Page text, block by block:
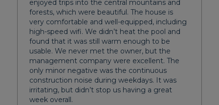
enjoyed trips into the central mountains and
forests, which were beautiful. The house is
very comfortable and well-equipped, including
high-speed wifi. We didn’t heat the pool and
found that it was still warm enough to be
usable. We never met the owner, but the
management company were excellent. The
only minor negative was the continuous
construction noise during weekdays. It was
irritating, but didn’t stop us having a great
week overall.